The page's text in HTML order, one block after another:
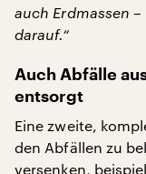
auch Erdmassen
darauf.“
Auch Abfälle
entsorgt
Eine zweite,
den Abfällen zu
versenken,